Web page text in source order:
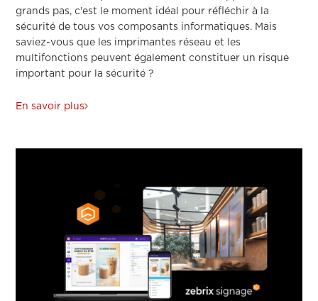
grands pas, c'est le moment idéal pour réfléchir à la
sécurité de tous vos composants informatiques. Mais
saviez-vous que les imprimantes réseau et les
multifonctions peuvent également constituer un risque
important pour la sécurité ?
En savoir plus